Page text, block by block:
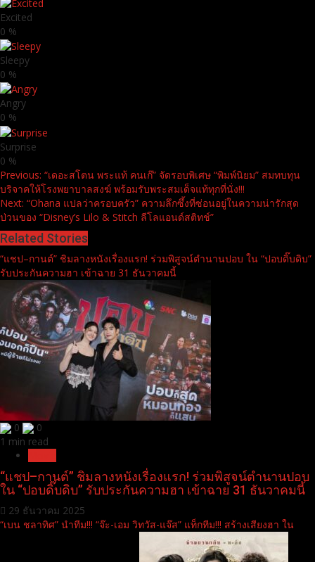
Excited
0 %
Sleepy
0 %
Angry
0 %
Surprise
0 %
Continue
Reading
Previous: “เดอะสโตน พระแท้ คนเก๊” จัดรอบพิเศษ “พิมพ์นิยม” สมทบทุน
บริจาคให้โรงพยาบาลสงฆ์ พร้อมรับพระสมเด็จแท้ทุกที่นั่ง!!!
Next: “Ohana แปลว่าครอบครัว” ความลึกซึ้งที่ซ่อนอยู่ในความน่ารักสุด
ป่วนของ “Disney’s Lilo & Stitch ลีโลแอนด์สติทช์”
Related Stories
“แชป–กานต์” ชิมลางหนังเรื่องแรก! ร่วมพิสูจน์ตำนานปอบ ใน “ปอบดิ๊บดิบ”
รับประกันความฮา เข้าฉาย 31 ธันวาคมนี้
0
0
1 min read
“แชป–กานต์” ชิมลางหนังเรื่องแรก! ร่วมพิสูจน์ตำนานปอบ
ใน “ปอบดิ๊บดิบ” รับประกันความฮา เข้าฉาย 31 ธันวาคมนี้
29 ธันวาคม 2025
“เบน ชลาทิศ” นำทีม!!! “จ๊ะ-เอม วิทวัส-แจ๊ส” แท็กทีม!!! สร้างเสียงฮา ใน